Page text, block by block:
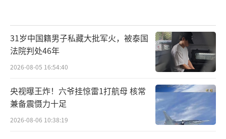
31岁中国籍男子私藏大批军火，被泰国
法院判处46年
2026-08-05 16:54:40
央视曝王炸！六爷挂惊雷1打航母 核常
兼备震慑力十足
2026-08-06 10:38:19